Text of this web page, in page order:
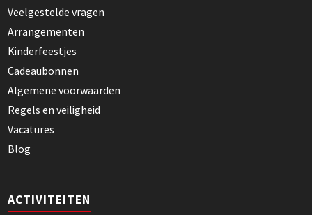
Veelgestelde vragen
Arrangementen
Kinderfeestjes
Cadeaubonnen
Algemene voorwaarden
Regels en veiligheid
Vacatures
Blog
ACTIVITEITEN